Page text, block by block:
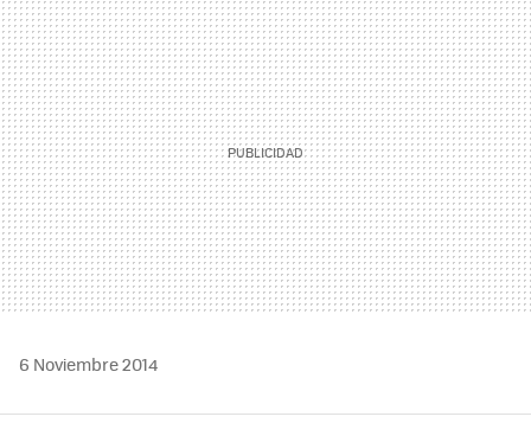
MAIL
6 Noviembre 2014